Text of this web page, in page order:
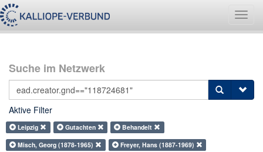
Suche im Netzwerk
Aktive Filter
Leipzig Gutachten
Behandelt
Misch, Georg (1878-1965)
Freyer, Hans (1887-1969)